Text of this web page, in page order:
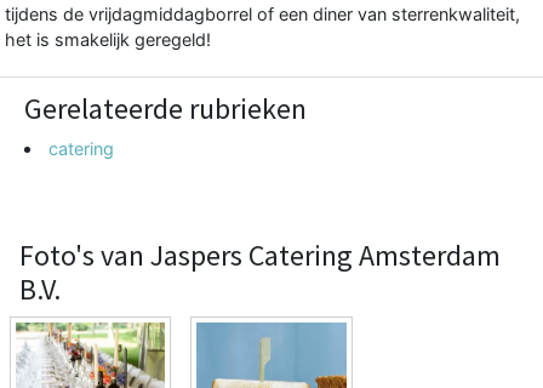
tijdens de vrijdagmiddagborrel of een diner van sterrenkwaliteit,
het is smakelijk geregeld!
Gerelateerde rubrieken
catering
Foto's van Jaspers Catering Amsterdam
B.V.